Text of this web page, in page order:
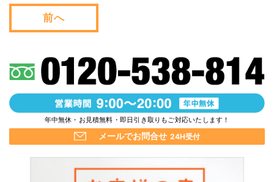
WEB割引券プレゼント！
前へ
年中無休・お見積無料・即日引き取りもご対応いたします！
メールでお問合せ 24H受付